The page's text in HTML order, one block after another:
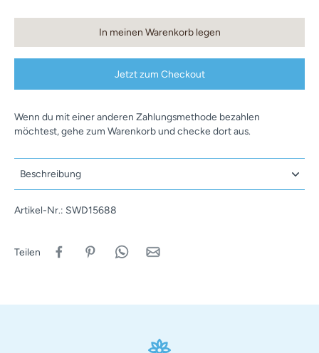
In meinen Warenkorb legen
Jetzt zum Checkout
Wenn du mit einer anderen Zahlungsmethode bezahlen
möchtest, gehe zum Warenkorb und checke dort aus.
Beschreibung
Artikel-Nr.: SWD15688
Teilen